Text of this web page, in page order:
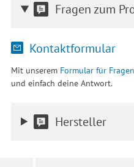
Fragen zum
Kontaktformular
Mit unserem Formular für
und einfach deine Antwort.
Hersteller